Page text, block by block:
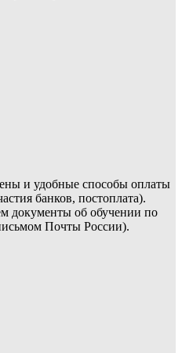
и удобные способы оплаты
банков, постоплата).
об обучении по
Почты России).